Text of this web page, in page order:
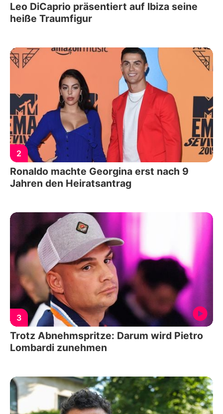
Leo DiCaprio präsentiert auf Ibiza seine
heiße Traumfigur
2
Ronaldo machte Georgina erst nach 9
Jahren den Heiratsantrag
3
Trotz Abnehmspritze: Darum wird Pietro
Lombardi zunehmen